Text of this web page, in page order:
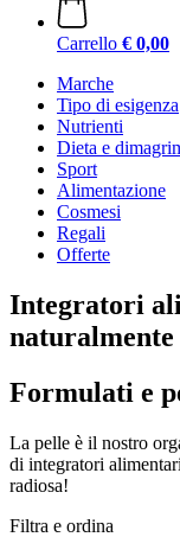
Carrello € 0,00
Marche
Tipo di esigenza
Nutrienti
Dieta e
Sport
Alimentazione
Cosmesi
Regali
Offerte
Integratori
naturalmente
Formulati e
La pelle è il nostro
di integratori
radiosa!
Filtra e ordina